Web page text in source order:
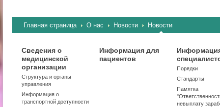
Главная страница О нас Новости Новости
Сведения о
медицинской
организации
Структура и органы
управления
Информация о
транспортной доступности
Информация для
пациентов
Порядки
Стандарты
Памятка
невыплату